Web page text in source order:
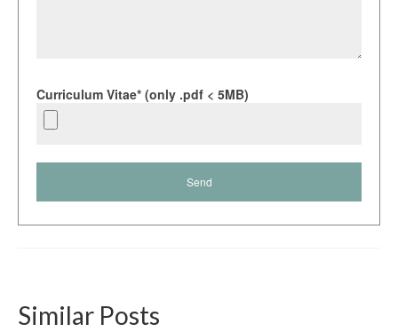
Curriculum Vitae* (only .pdf < 5MB)
Similar Posts